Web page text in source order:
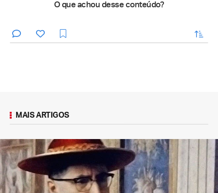
O que achou desse conteúdo?
enviar
MAIS ARTIGOS